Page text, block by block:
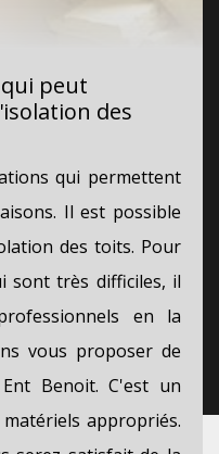
peut
des
qui permettent
Il est possible
des toits. Pour
sont très difficiles, il
en la
vous proposer de
Benoit. C'est un
appropriés.